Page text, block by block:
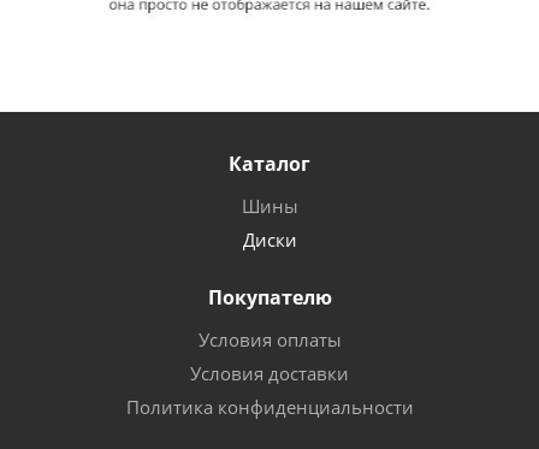
Каталог
Шины
Диски
Покупателю
Условия оплаты
Условия доставки
Политика конфиденциальности